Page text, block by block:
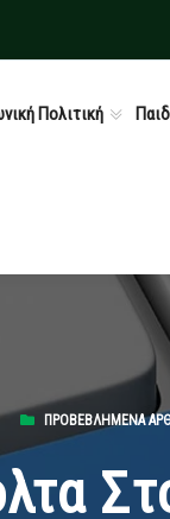
Πολιτική
ΠΡΟΒΕΒΛΗΜΈΝΑ